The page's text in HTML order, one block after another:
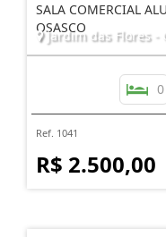
SALA COMERCIAL
OSASCO
Jardim das Flores -
0
Ref. 1041
R$ 2.500,00